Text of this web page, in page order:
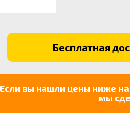
Бесплатная
Если вы нашли цены ниже
мы